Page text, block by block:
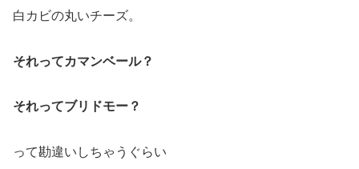
白カビの丸いチーズ。
それってカマンベール？
それってブリドモー？
って勘違いしちゃうぐらい